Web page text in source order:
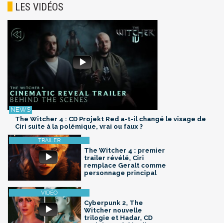
LES VIDÉOS
The Witcher 4 : CD Projekt Red a-t-il changé le visage de
Ciri suite à la polémique, vrai ou faux ?
The Witcher 4 : premier
trailer révélé, Ciri
remplace Geralt comme
personnage principal
Cyberpunk 2, The
Witcher nouvelle
trilogie et Hadar, CD